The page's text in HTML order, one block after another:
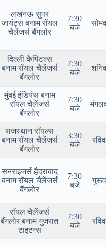
लखनऊ सुपर
जायंट्स बनाम रॉयल
चैलेंजर्स बैंगलोर
7:30
बजे
दिल्ली कैपिटल्स
बनाम रॉयल चैलेंजर्स
बैंगलोर
7:30
बजे
मुंबई इंडियंस बनाम
रॉयल चैलेंजर्स
बैंगलोर
7:30
बजे
राजस्थान रॉयल्स
बनाम रॉयल चैलेंजर्स
बैंगलोर
3:30
बजे
सनराइजर्स हैदराबाद
बनाम रॉयल चैलेंजर्स
बैंगलोर
7:30
बजे
रॉयल चैलेंजर्स
बैंगलोर बनाम गुजरात
टाइटन्स
7:30
बजे